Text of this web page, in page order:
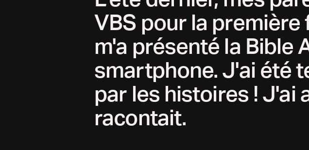
VBS pour la
m'a présenté la Bible
smartphone. J'ai été
par les histoires ! J'ai
racontait.